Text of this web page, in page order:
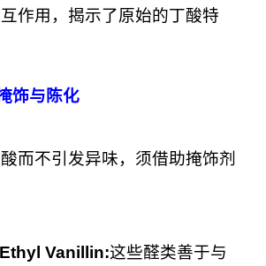
作用，揭示了原始的丁酸特
饰与陈化
而不引发异味，须借助掩饰剂
Vanillin:这些醛类善于与